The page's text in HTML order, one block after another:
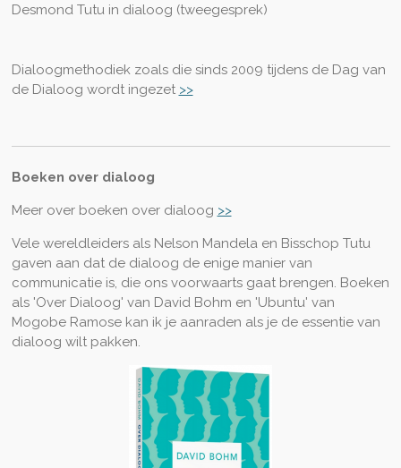
Desmond Tutu in dialoog (tweegesprek)
Dialoogmethodiek zoals die sinds 2009 tijdens de Dag van
de Dialoog wordt ingezet >>
Boeken over dialoog
Meer over boeken over dialoog >>
Vele wereldleiders als Nelson Mandela en Bisschop Tutu
gaven aan dat de dialoog de enige manier van
communicatie is, die ons voorwaarts gaat brengen. Boeken
als 'Over Dialoog' van David Bohm en 'Ubuntu' van
Mogobe Ramose kan ik je aanraden als je de essentie van
dialoog wilt pakken.